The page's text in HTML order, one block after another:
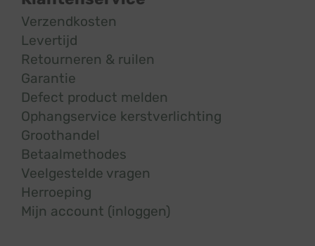
Verzendkosten
Levertijd
Retourneren & ruilen
Garantie
Defect product melden
Ophangservice kerstverlichting
Groothandel
Betaalmethodes
Veelgestelde vragen
Herroeping
Mijn account (inloggen)